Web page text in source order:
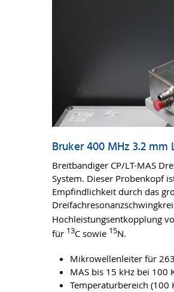
Bruker 400 MHz 3.2
Breitbandiger CP/LT-MAS
System. Dieser Probenkopf
Empfindlichkeit durch das
Hochleistungsentkopplung
für 13C sowie 15N.
Mikrowellenleiter für
MAS bis 15 kHz bei 100
Temperaturbereich (100